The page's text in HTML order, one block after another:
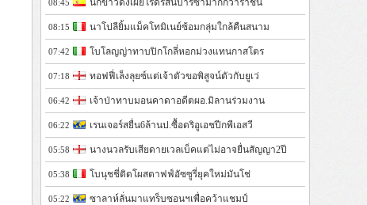
08:45 นักข่าวดังเผยโรดรี้สนบาร์ซ่ามากกว่าราชัน
08:15 นาโปลียิ้มแม็คโทมิเนย์ซ้อมกลุ่มใกล้คืนสนาม
07:42 โบโลญญ่าทาบปิกโกลี่หอกม่วงแทนกาสโตร
07:18 ทอฟฟี่เล็งลุยซ์แต่เจ้าตัวขอพิสูจน์ตัวกับยูเว่
06:42 เจ้าป่าทาบมอนคาดาอดีตผอ.มิลานร่วมงาน
06:22 เรนเจอร์สยื่น6ล้านป.ซื้อดริอูเอชปีกพีเอสวี
05:58 นางนวลรับเสียดายเวลเบ็คแต่ไม่อาจยื่นสัญญา2ปี
05:38 โบนุชชี่ติดโผสตาฟฟ์อัซซูรี่ยุคใหม่มันโช่
05:22 ซาลาห์ลั่นมาแทร็บซอนฯเพื่อคว้าแชมป์